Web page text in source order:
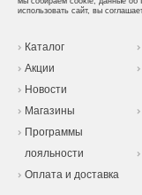
использовать сайт, вы
Каталог
Акции
Новости
Магазины
Программы
лояльности
Оплата и доставка